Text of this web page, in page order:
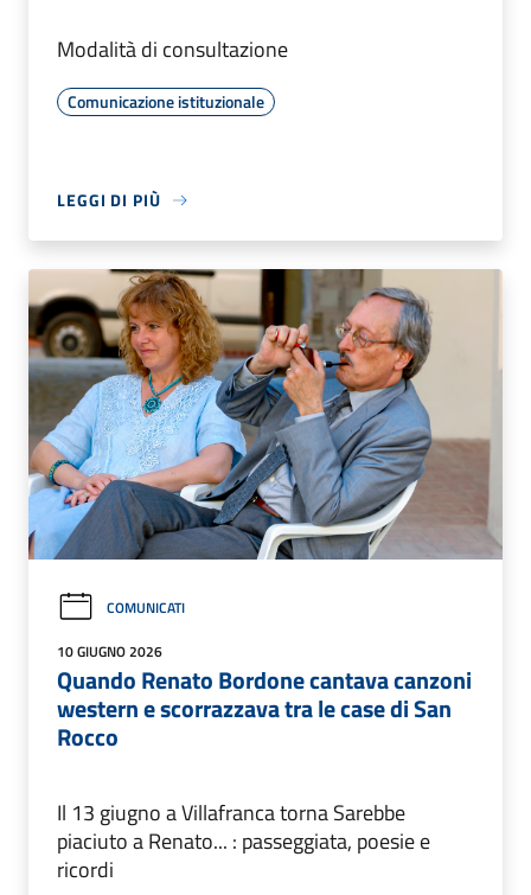
Modalità di consultazione
Comunicazione istituzionale
LEGGI DI PIÙ
COMUNICATI
10 GIUGNO 2026
Quando Renato Bordone cantava canzoni
western e scorrazzava tra le case di San
Rocco
Il 13 giugno a Villafranca torna Sarebbe
piaciuto a Renato... : passeggiata, poesie e
ricordi